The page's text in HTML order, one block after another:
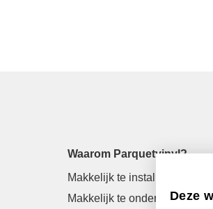
Waarom Parquetvinyl?
Makkelijk te installeren
Makkelijk te onderhouden
Deze